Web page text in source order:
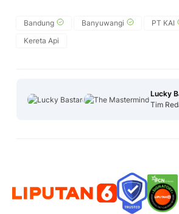
Bandung Banyuwangi PT KAI
Kereta Api
Lucky
Tim